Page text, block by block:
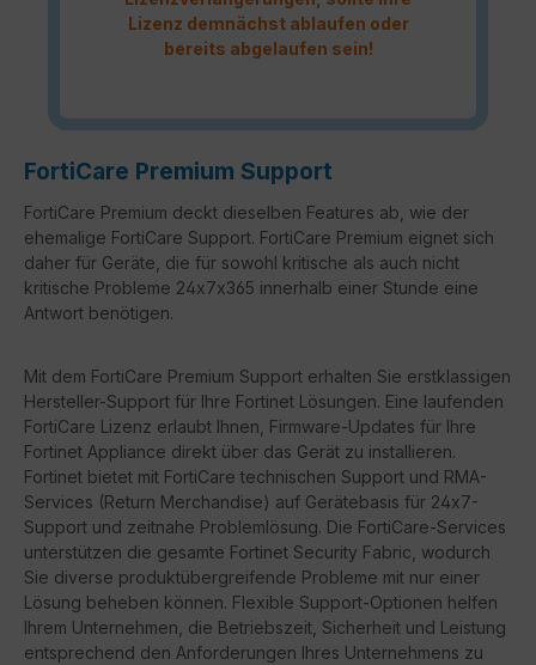
Lizenz demnächst ablaufen oder
bereits abgelaufen sein!
FortiCare Premium Support
FortiCare Premium deckt dieselben Features ab, wie der
ehemalige FortiCare Support. FortiCare Premium eignet sich
daher für Geräte, die für sowohl kritische als auch nicht
kritische Probleme 24x7x365 innerhalb einer Stunde eine
Antwort benötigen.
Mit dem FortiCare Premium Support erhalten Sie erstklassigen
Hersteller-Support für Ihre Fortinet Lösungen. Eine laufenden
FortiCare Lizenz erlaubt Ihnen, Firmware-Updates für Ihre
Fortinet Appliance direkt über das Gerät zu installieren.
Fortinet bietet mit FortiCare technischen Support und RMA-
Services (Return Merchandise) auf Gerätebasis für 24x7-
Support und zeitnahe Problemlösung. Die FortiCare-Services
unterstützen die gesamte Fortinet Security Fabric, wodurch
Sie diverse produktübergreifende Probleme mit nur einer
Lösung beheben können. Flexible Support-Optionen helfen
Ihrem Unternehmen, die Betriebszeit, Sicherheit und Leistung
entsprechend den Anforderungen Ihres Unternehmens zu